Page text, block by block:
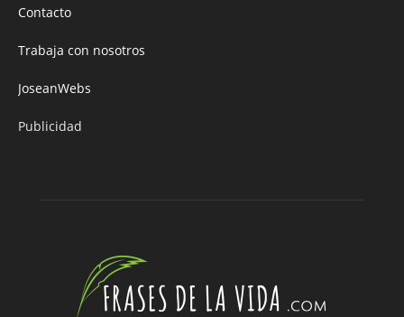
Contacto
Trabaja con nosotros
JoseanWebs
Publicidad